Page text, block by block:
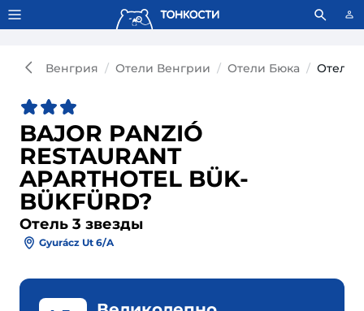
Тонкости используют сookie-файлы. Что это значит?
Венгрия Отели Венгрии Отели Бюка Отель
BAJOR PANZIÓ
RESTAURANT
APARTHOTEL BÜK-
BÜKFÜRD?
Отель 3 звезды
Gyurácz Ut 6/a